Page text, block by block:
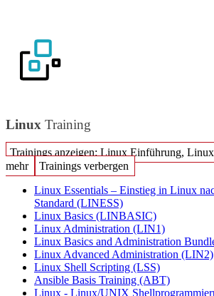
Linux Training
Trainings anzeigen: Linux Einführung,
mehr
Trainings verbergen
Linux Essentials – Einstieg in Linux
Standard (LINESS)
Linux Basics (LINBASIC)
Linux Administration (LIN1)
Linux Basics and Administration
Linux Advanced Administration (LIN2)
Linux Shell Scripting (LSS)
Ansible Basis Training (ABT)
Linux - Linux/UNIX